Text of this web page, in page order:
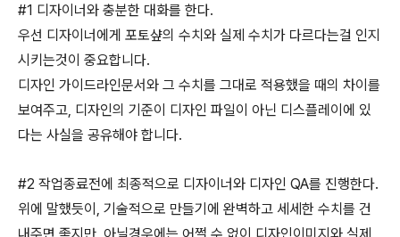
#1 디자이너와 충분한 대화를 한다.
우선 디자이너에게 포토샾의 수치와 실제 수치가 다르다는걸 인지
시키는것이 중요합니다.
디자인 가이드라인문서와 그 수치를 그대로 적용했을 때의 차이를
보여주고, 디자인의 기준이 디자인 파일이 아닌 디스플레이에 있
다는 사실을 공유해야 합니다.
#2 작업종료전에 최종적으로 디자이너와 디자인 QA를 진행한다.
위에 말했듯이, 기술적으로 만들기에 완벽하고 세세한 수치를 건
내주면 좋지만, 아닐경우에는 어쩔 수 없이 디자인이미지와 실제